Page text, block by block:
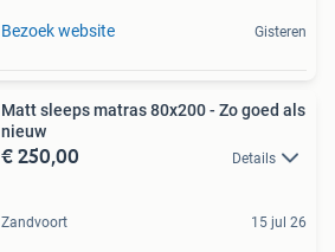
Bezoek website Gisteren
Matt sleeps matras 80x200 - Zo goed als
nieuw
€ 250,00 Details
Zandvoort 15 jul 26